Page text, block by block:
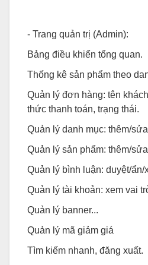
- Trang quản trị (Admin):
Bảng điều khiển tổng quan.
Thống kê sản phẩm theo
Quản lý đơn hàng: tên
thức thanh toán, trạng thái.
Quản lý danh mục: thêm/
Quản lý sản phẩm: thêm/
Quản lý bình luận: duyệt/ẩn/
Quản lý tài khoản: xem vai
Quản lý banner...
Quản lý mã giảm giá
Tìm kiếm nhanh, đăng xuất.